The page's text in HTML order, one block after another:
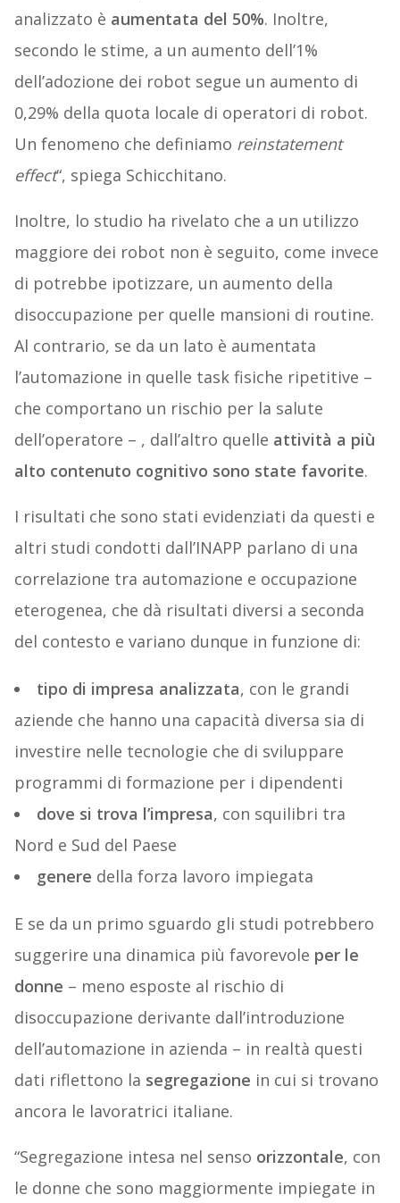
analizzato è aumentata del 50%. Inoltre,
secondo le stime, a un aumento dell’1%
dell’adozione dei robot segue un aumento di
0,29% della quota locale di operatori di robot.
Un fenomeno che definiamo reinstatement
effect“, spiega Schicchitano.
Inoltre, lo studio ha rivelato che a un utilizzo
maggiore dei robot non è seguito, come invece
di potrebbe ipotizzare, un aumento della
disoccupazione per quelle mansioni di routine.
Al contrario, se da un lato è aumentata
l’automazione in quelle task fisiche ripetitive –
che comportano un rischio per la salute
dell’operatore – , dall’altro quelle attività a più
alto contenuto cognitivo sono state favorite.
I risultati che sono stati evidenziati da questi e
altri studi condotti dall’INAPP parlano di una
correlazione tra automazione e occupazione
eterogenea, che dà risultati diversi a seconda
del contesto e variano dunque in funzione di:
tipo di impresa analizzata, con le grandi
aziende che hanno una capacità diversa sia di
investire nelle tecnologie che di sviluppare
programmi di formazione per i dipendenti
dove si trova l’impresa, con squilibri tra
Nord e Sud del Paese
genere della forza lavoro impiegata
E se da un primo sguardo gli studi potrebbero
suggerire una dinamica più favorevole per le
donne – meno esposte al rischio di
disoccupazione derivante dall’introduzione
dell’automazione in azienda – in realtà questi
dati riflettono la segregazione in cui si trovano
ancora le lavoratrici italiane.
“Segregazione intesa nel senso orizzontale, con
le donne che sono maggiormente impiegate in